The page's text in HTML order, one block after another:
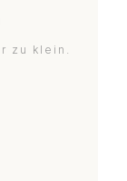
zu klein.